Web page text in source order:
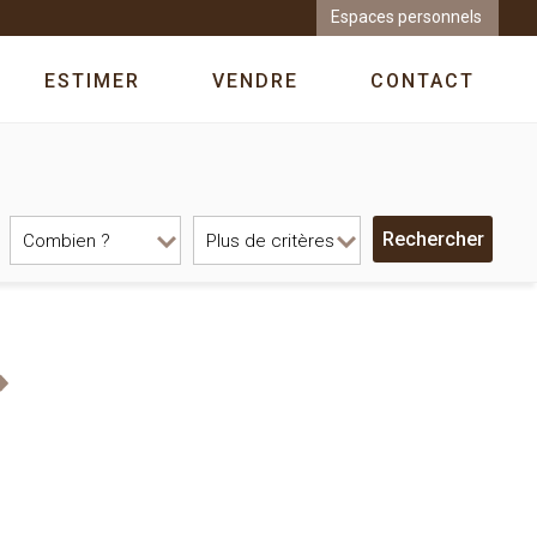
Espaces personnels
ESTIMER VENDRE CONTACT